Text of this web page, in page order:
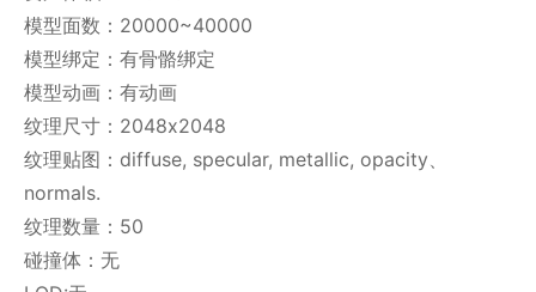
模型面数：20000~40000
模型绑定：有骨骼绑定
模型动画：有动画
纹理尺寸：2048x2048
纹理贴图：diffuse, specular, metallic, opacity、
normals.
纹理数量：50
碰撞体：无